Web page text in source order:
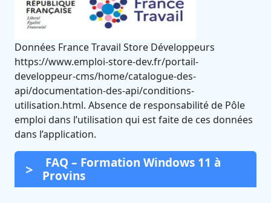
Données France Travail Store Développeurs
https://www.emploi-store-dev.fr/portail-
developpeur-cms/home/catalogue-des-
api/documentation-des-api/conditions-
utilisation.html. Absence de responsabilité de Pôle
emploi dans l’utilisation qui est faite de ces données
dans l’application.
FAQ – Formation Windows 11 à
Provins